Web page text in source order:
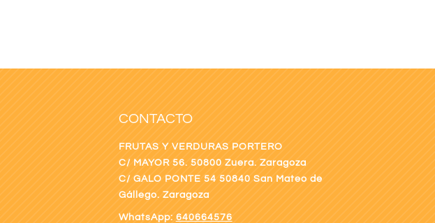
CONTACTO
FRUTAS Y VERDURAS PORTERO
C/ MAYOR 56. 50800 Zuera. Zaragoza
C/ GALO PONTE 54 50840 San Mateo de
Gállego. Zaragoza
WhatsApp: 640664576